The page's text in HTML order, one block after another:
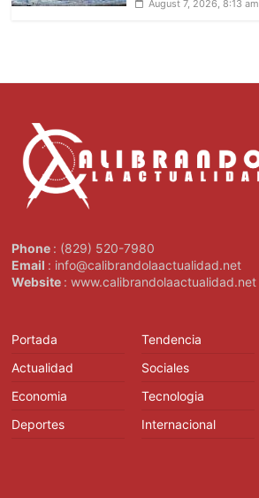
August 7, 2026, 8:13 am
Phone : (829) 520-7980
Email : info@calibrandolaactualidad.net
Website : www.calibrandolaactualidad.net
Portada
Actualidad
Economia
Deportes
Tendencia
Sociales
Tecnologia
Internacional